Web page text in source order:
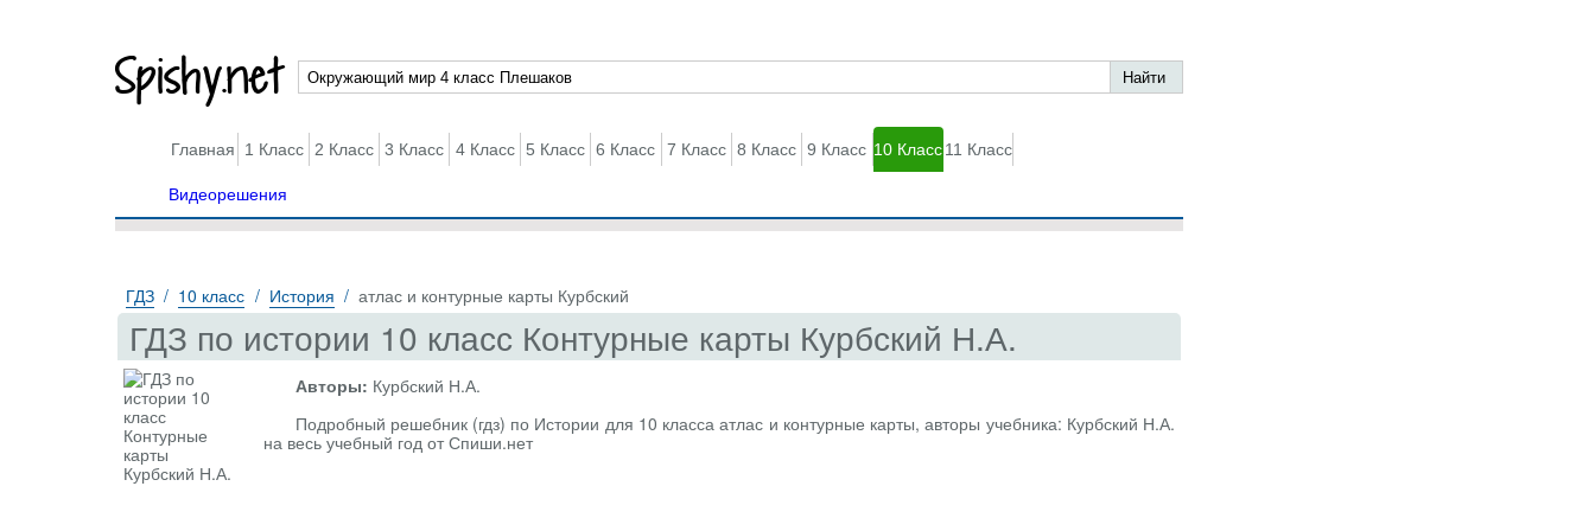
Spishy.net
Главная 1 Класс 2 Класс 3 Класс 4 Класс 5 Класс 6 Класс 7 Класс 8 Класс 9 Класс 10 Класс11 Класс
Видеорешения
ГДЗ 10 класс История атлас и контурные карты Курбский
ГДЗ по истории 10 класс Контурные карты Курбский Н.А.
Авторы: Курбский Н.А.
Подробный решебник (гдз) по Истории для 10 класса атлас и контурные карты, авторы учебника: Курбский Н.А.
на весь учебный год от Спиши.нет